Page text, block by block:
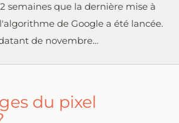
semaines que la dernière mise à
de Google a été lancée.
de novembre…
du pixel